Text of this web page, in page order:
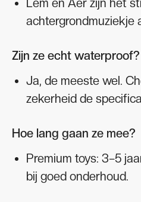
achtergrondmuziekje
Zijn ze echt waterproof?
Ja, de meeste wel.
zekerheid de
Hoe lang gaan ze mee?
Premium toys: 3–5
bij goed onderhoud.